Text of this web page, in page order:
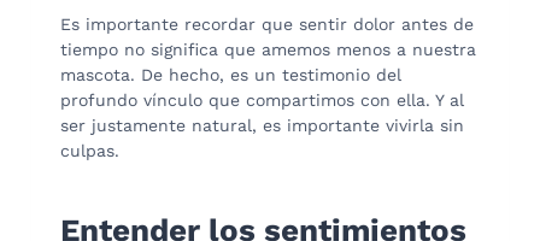
Es importante recordar que sentir dolor antes de
tiempo no significa que amemos menos a nuestra
mascota. De hecho, es un testimonio del
profundo vínculo que compartimos con ella. Y al
ser justamente natural, es importante vivirla sin
culpas.
Entender los sentimientos